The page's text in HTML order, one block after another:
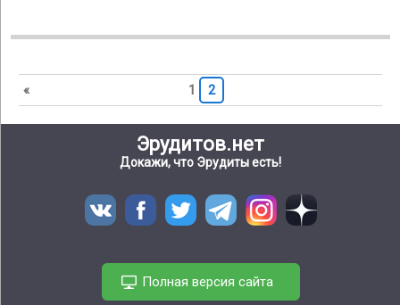
« 1 2
Эрудитов.нет
Докажи, что Эрудиты есть!
Полная версия сайта